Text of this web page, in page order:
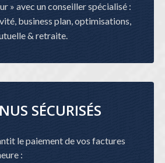
» avec un conseiller spécialisé :
business plan, optimisations,
& retraite.
SÉCURISÉS
le paiement de vos factures
: